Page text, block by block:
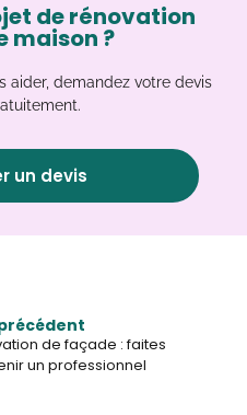
de rénovation
maison ?
aider, demandez votre devis
un devis
de façade : faites
un professionnel